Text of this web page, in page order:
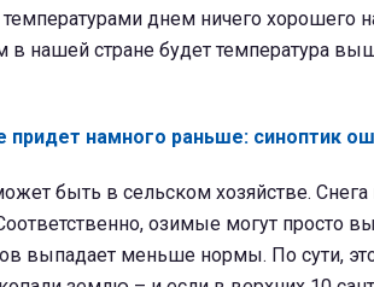
днем ничего хорошего
в нашей стране будет температура
придет намного раньше: синоптик
быть в сельском хозяйстве. Снега
озимые могут просто
выпадает меньше нормы. По сути,